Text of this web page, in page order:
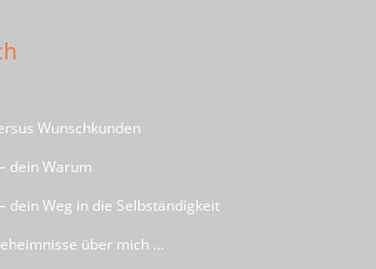
Wunschkunden
dein Warum
dein Weg in die Selbständigkeit
über mich …